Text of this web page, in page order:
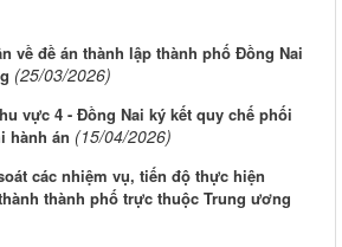
về đề án thành lập thành phố Đồng Nai
(25/03/2026)
vực 4 - Đồng Nai ký kết quy chế phối
hành án (15/04/2026)
các nhiệm vụ, tiến độ thực hiện
thành phố trực thuộc Trung ương